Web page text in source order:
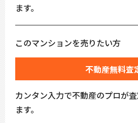
ます。
このマンションを売りたい方
不動産無料査
カンタン入力で不動産のプロが
ます。